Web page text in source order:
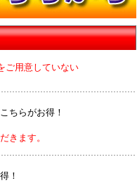
ご用意していない
ちらがお得！
きます。
！